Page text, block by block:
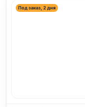
Под заказ, 2 дня